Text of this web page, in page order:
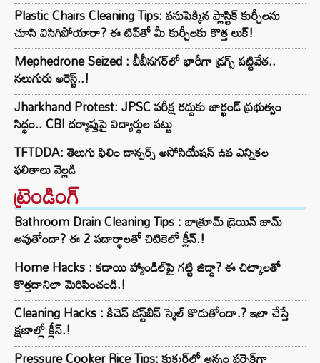
Plastic Chairs Cleaning Tips: పసుపెక్కిన ప్లాస్టిక్ కుర్చీలను
చూసి విసిగిపోయారా? ఈ టిప్‌తో మీ కుర్చీలకు కొత్త లుక్!
Mephedrone Seized : బీబీనగర్‌లో భారీగా డ్రగ్స్ పట్టివేత..
నలుగురు అరెస్ట్..!
Jharkhand Protest: JPSC పరీక్ష రద్దుకు జార్ఖండ్ ప్రభుత్వం
సిద్ధం.. CBI దర్యాప్తుపై విద్యార్థుల పట్టు
TFTDDA: తెలుగు ఫిలిం డాన్సర్స్ అసోసియేషన్ ఉప ఎన్నికల
ఫలితాలు వెల్లడి
ట్రెండింగ్‌
Bathroom Drain Cleaning Tips : బాత్రూమ్ డ్రెయిన్ జామ్
అవుతోందా? ఈ 2 పదార్థాలతో చిటికెలో క్లీన్.!
Home Hacks : కడాయి హ్యాండిల్‌పై గట్టి జిడ్డా? ఈ చిట్కాలతో
కొత్తదానిలా మెరిపించండి.!
Cleaning Hacks : కిచెన్ డస్ట్‌బిన్ స్మెల్ కొడుతోందా.? ఇలా చేస్తే
క్షణాల్లో క్లీన్.!